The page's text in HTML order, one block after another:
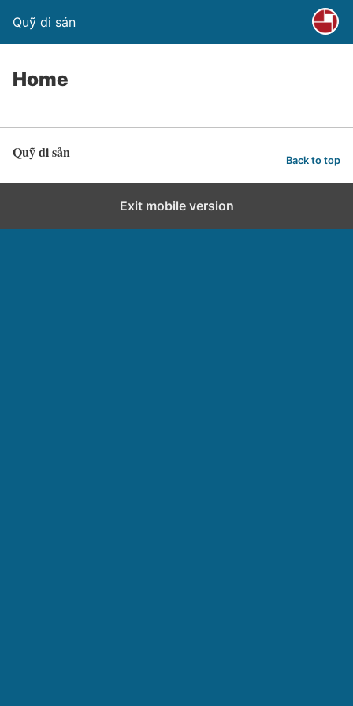
Quỹ di sản
Home
Quỹ di sản Back to top
Exit mobile version